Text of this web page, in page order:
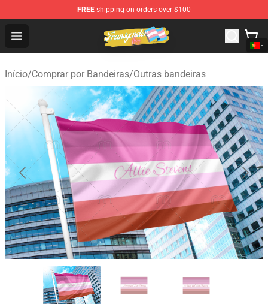
FREE shipping on orders over $100
Open menu
Transgender Flag Store - The Best Transgender Flag
Início/Comprar por Bandeiras/Outras bandeiras